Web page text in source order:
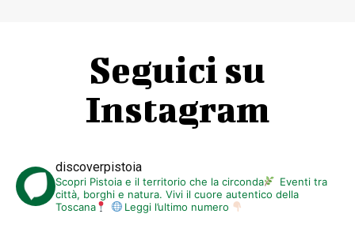
Seguici su
Instagram
discoverpistoia
Scopri Pistoia e il territorio che la circonda
Eventi tra
città, borghi e natura. Vivi il cuore autentico della
Toscana
Leggi l’ultimo numero